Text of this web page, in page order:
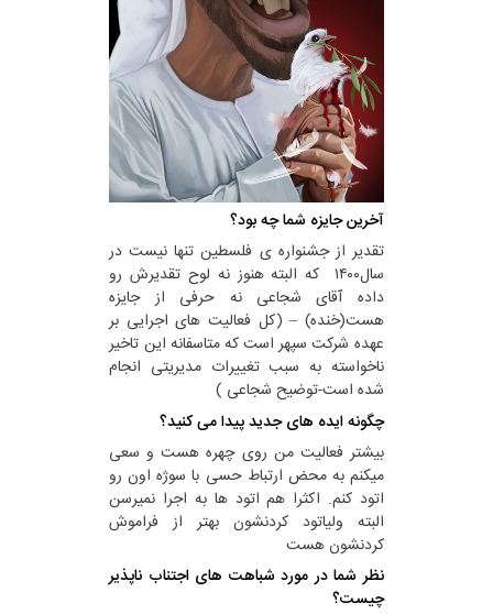
آخرین جایزه شما چه بود؟
تقدیر از جشنواره ی فلسطین تنها نیست در
سال۱۴۰۰ که البته هنوز نه لوح تقدیرش رو
داده آقای شجاعی نه حرفی از جایزه
هست(خنده) – (کل فعالیت های اجرایی بر
عهده شرکت س‍پهر است که متاسفانه این تاخیر
ناخواسته به سبب تغییرات مدیریتی انجام
شده است-توضیح شجاعی )
چگونه ایده های جدید پیدا می کنید؟
بیشتر فعالیت من روی چهره هست و سعی
میکنم به محض ارتباط حسی با سوژه اون رو
اتود کنم. اکثرا هم اتود ها به اجرا نمیرسن
البته ولیاتود کردنشون بهتر از فراموش
کردنشون هست
نظر شما در مورد شباهت های اجتناب ناپذیر
چیست؟